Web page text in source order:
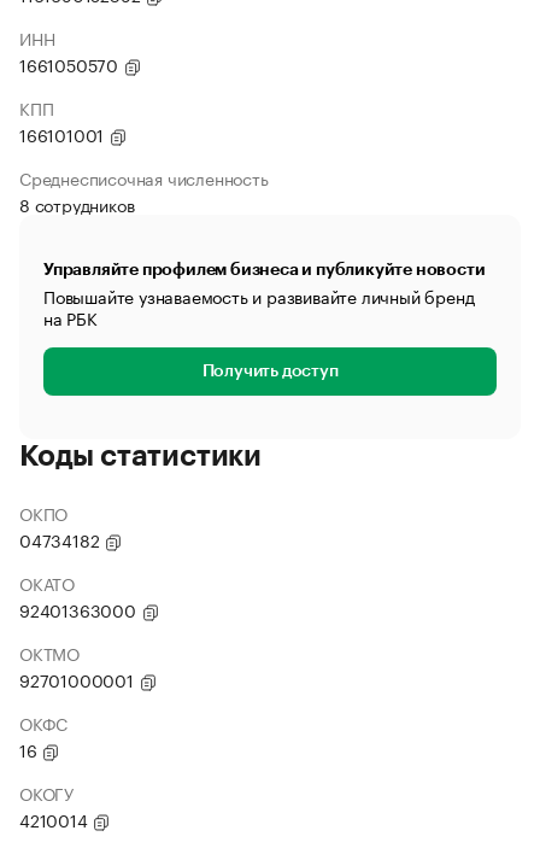
ИНН
1661050570
КПП
166101001
Среднесписочная численность
8 сотрудников
Управляйте профилем бизнеса и публикуйте новости
Повышайте узнаваемость и развивайте личный бренд
на РБК
Получить доступ
Коды статистики
ОКПО
04734182
ОКАТО
92401363000
ОКТМО
92701000001
ОКФС
16
ОКОГУ
4210014